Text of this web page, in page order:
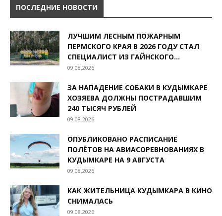
ПОСЛЕДНИЕ НОВОСТИ
ЛУЧШИМ ЛЕСНЫМ ПОЖАРНЫМ
ПЕРМСКОГО КРАЯ В 2026 ГОДУ СТАЛ
СПЕЦИАЛИСТ ИЗ ГАЙНСКОГО...
09.08.2026
ЗА НАПАДЕНИЕ СОБАКИ В КУДЫМКАРЕ
ХОЗЯЕВА ДОЛЖНЫ ПОСТРАДАВШИМ
240 ТЫСЯЧ РУБЛЕЙ
09.08.2026
ОПУБЛИКОВАНО РАСПИСАНИЕ
ПОЛЁТОВ НА АВИАСОРЕВНОВАНИЯХ В
КУДЫМКАРЕ НА 9 АВГУСТА
09.08.2026
КАК ЖИТЕЛЬНИЦА КУДЫМКАРА В КИНО
СНИМАЛАСЬ
09.08.2026